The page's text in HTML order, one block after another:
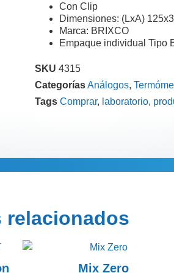
Con Clip
Dimensiones: (LxA)
Marca: BRIXCO
Empaque individual Tipo
SKU 4315
CategoríasAnálogos,
Tags Comprar, laboratorio,
relacionados
Mix Zero